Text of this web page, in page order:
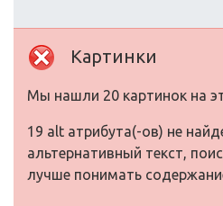
Картинки
Мы нашли 20 картинок на
19 alt атрибута(-ов) не
альтернативный текст,
лучше понимать